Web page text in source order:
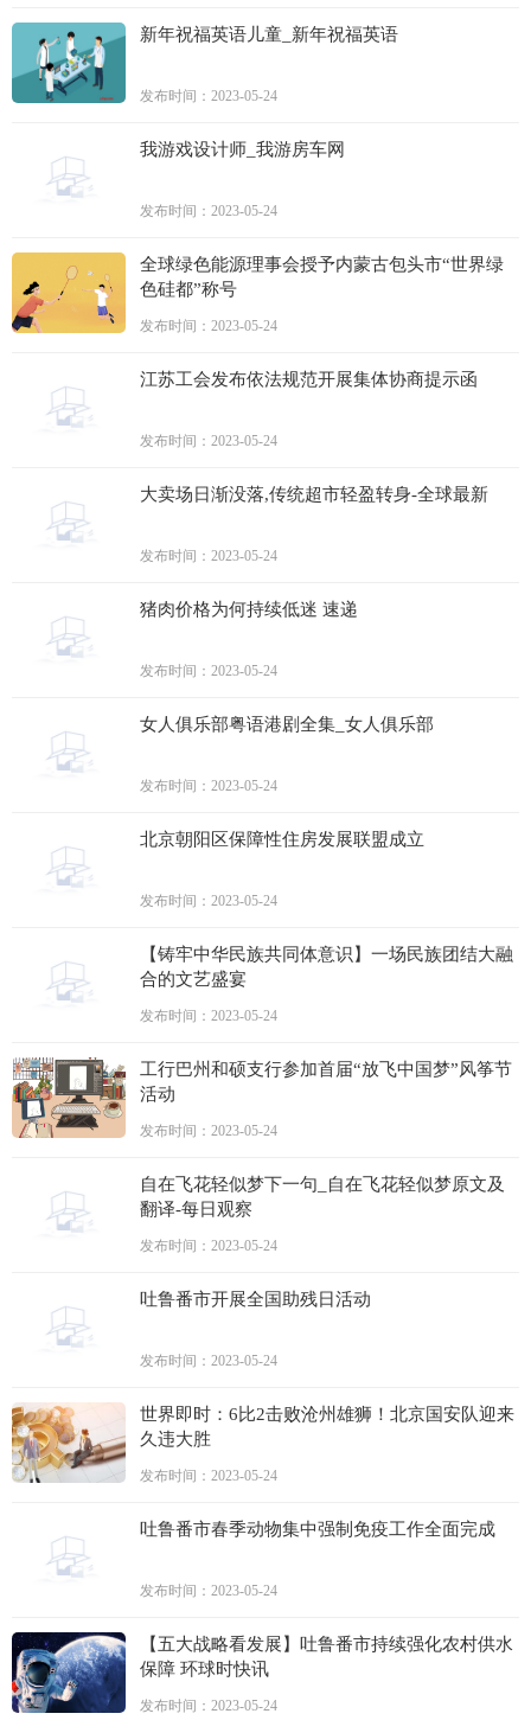
新年祝福英语儿童_新年祝福英语
发布时间：2023-05-24
我游戏设计师_我游房车网
发布时间：2023-05-24
全球绿色能源理事会授予内蒙古包头市“世界绿
色硅都”称号
发布时间：2023-05-24
江苏工会发布依法规范开展集体协商提示函
发布时间：2023-05-24
大卖场日渐没落,传统超市轻盈转身-全球最新
发布时间：2023-05-24
猪肉价格为何持续低迷 速递
发布时间：2023-05-24
女人俱乐部粤语港剧全集_女人俱乐部
发布时间：2023-05-24
北京朝阳区保障性住房发展联盟成立
发布时间：2023-05-24
【铸牢中华民族共同体意识】一场民族团结大融
合的文艺盛宴
发布时间：2023-05-24
工行巴州和硕支行参加首届“放飞中国梦”风筝节
活动
发布时间：2023-05-24
自在飞花轻似梦下一句_自在飞花轻似梦原文及
翻译-每日观察
发布时间：2023-05-24
吐鲁番市开展全国助残日活动
发布时间：2023-05-24
世界即时：6比2击败沧州雄狮！北京国安队迎来
久违大胜
发布时间：2023-05-24
吐鲁番市春季动物集中强制免疫工作全面完成
发布时间：2023-05-24
【五大战略看发展】吐鲁番市持续强化农村供水
保障 环球时快讯
发布时间：2023-05-24